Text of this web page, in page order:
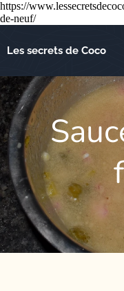
https://
de-neuf/
Les secrets de Coco